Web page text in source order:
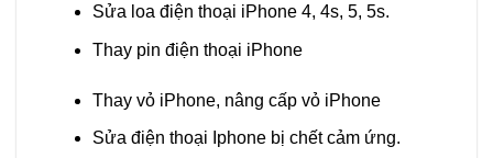
Sửa loa điện thoại iPhone 4, 4s, 5, 5s.
Thay pin điện thoại iPhone
Thay vỏ iPhone, nâng cấp vỏ iPhone
Sửa điện thoại Iphone bị chết cảm ứng.